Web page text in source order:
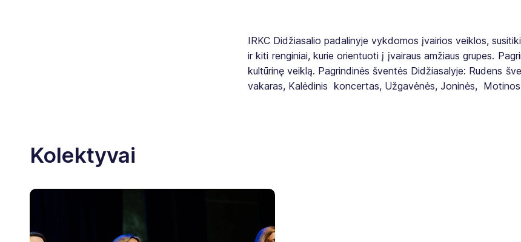
IRKC Didžiasalio padalinyje vykdomos įvairios veiklos,
ir kiti renginiai, kurie orientuoti į įvairaus amžiaus grupes.
kultūrinę veiklą. Pagrindinės šventės Didžiasalyje: Rudens
vakaras, Kalėdinis koncertas, Užgavėnės, Joninės,
Kolektyvai